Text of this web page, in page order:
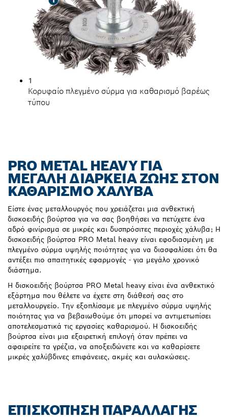
1
Κορυφαίο πλεγμένο σύρμα για καθαρισμό βαρέως
τύπου
PRO METAL HEAVY ΓΙΑ
ΜΕΓΆΛΗ ΔΙΆΡΚΕΙΑ ΖΩΉΣ ΣΤΟΝ
ΚΑΘΑΡΙΣΜΌ ΧΆΛΥΒΑ
Είστε ένας μεταλλουργός που χρειάζεται μια ανθεκτική
δισκοειδής βούρτσα για να σας βοηθήσει να πετύχετε ένα
αδρό φινίρισμα σε μικρές και δυσπρόσιτες περιοχές χάλυβα; Η
δισκοειδής βούρτσα PRO Metal heavy είναι εφοδιασμένη με
πλεγμένο σύρμα υψηλής ποιότητας για να διασφαλίσει ότι θα
αντέξει πιο απαιτητικές εφαρμογές - για μεγάλο χρονικό
διάστημα.
Η δισκοειδής βούρτσα PRO Metal heavy είναι ένα ανθεκτικό
εξάρτημα που θέλετε να έχετε στη διάθεσή σας στο
μεταλλουργείο. Την εξοπλίσαμε με πλεγμένο σύρμα υψηλής
ποιότητας για να βεβαιωθούμε ότι μπορεί να αντιμετωπίσει
αποτελεσματικά τις εργασίες καθαρισμού. Η δισκοειδής
βούρτσα είναι μια εξαιρετική επιλογή όταν πρέπει να
αφαιρείτε τα γρέζια, να αποξειδώνετε και να καθαρίσετε
μικρές χαλύβδινες επιφάνειες, ακμές και αυλακώσεις.
ΕΠΙΣΚΌΠΗΣΗ ΠΑΡΑΛΛΑΓΉΣ